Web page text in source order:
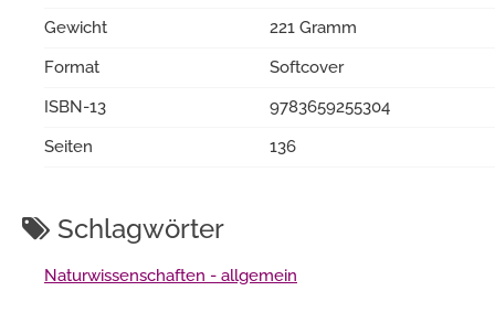
Gewicht
221 Gramm
Format
Softcover
ISBN-13
9783659255304
Seiten
136
Schlagwörter
Naturwissenschaften - allgemein